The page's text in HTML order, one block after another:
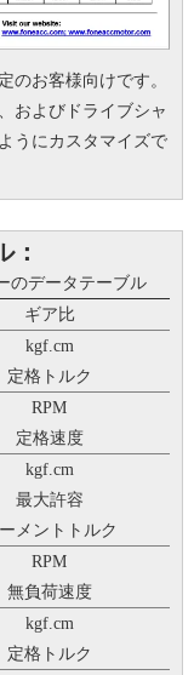
のお客様向けです。
およびドライブシャ
うにカスタマイズで
：
のデータテーブル
ギア比
kgf.cm
定格トルク
RPM
定格速度
kgf.cm
最大許容
メントトルク
RPM
無負荷速度
kgf.cm
定格トルク